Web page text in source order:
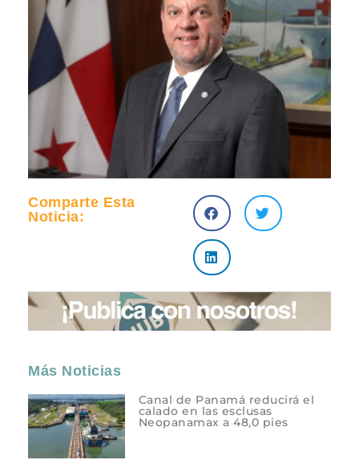
Comparte Esta
Noticia:
Más Noticias
Canal de Panamá reducirá el
calado en las esclusas
Neopanamax a 48,0 pies